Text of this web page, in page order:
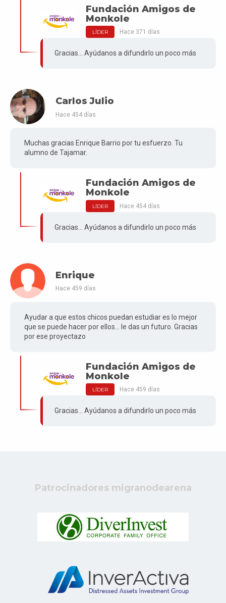
Fundación Amigos de
Monkole
LÍDER Hace 371 días
Gracias... Ayúdanos a difundirlo un poco más
Carlos Julio
Hace 454 días
Muchas gracias Enrique Barrio por tu esfuerzo. Tu
alumno de Tajamar.
Fundación Amigos de
Monkole
LÍDER Hace 454 días
Gracias... Ayúdanos a difundirlo un poco más
Enrique
Hace 459 días
Ayudar a que estos chicos puedan estudiar es lo mejor
que se puede hacer por ellos... le das un futuro. Gracias
por ese proyectazo
Fundación Amigos de
Monkole
LÍDER Hace 459 días
Gracias... Ayúdanos a difundirlo un poco más
Patrocinadores migranodearena